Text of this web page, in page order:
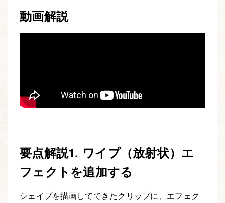
動画解説
要点解説1. ワイプ（放射状）エ
フェクトを追加する
シェイプを描画してできたクリップに、エフェク